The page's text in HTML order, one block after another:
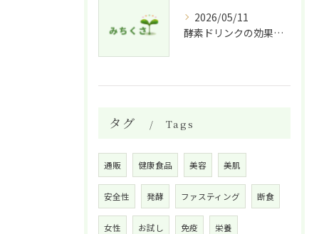
2026/05/11
酵素ドリンクの効果的な飲み方と適した人
タグ Tags
通販 健康食品 美容 美肌
安全性 発酵 ファスティング 断食
女性 お試し 免疫 栄養